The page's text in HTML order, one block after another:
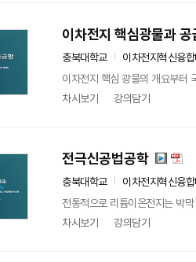
이차전지 핵심광물과 공
충북대학교
이차전지혁신융
이차전지 핵심 광물의 개요부터
차시보기
강의담기
전극신공법공학
충북대학교
이차전지혁신융
전통적으로 리튬이온전지는 박
차시보기
강의담기